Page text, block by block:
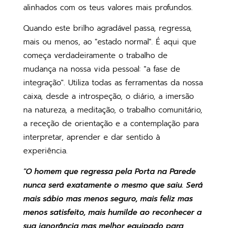
alinhados com os teus valores mais profundos.
Quando este brilho agradável passa, regressa,
mais ou menos, ao "estado normal". É aqui que
começa verdadeiramente o trabalho de
mudança na nossa vida pessoal: "a fase de
integração". Utiliza todas as ferramentas da nossa
caixa, desde a introspeção, o diário, a imersão
na natureza, a meditação, o trabalho comunitário,
a receção de orientação e a contemplação para
interpretar, aprender e dar sentido à
experiência.
"O homem que regressa pela Porta na Parede
nunca será exatamente o mesmo que saiu. Será
mais sábio mas menos seguro, mais feliz mas
menos satisfeito, mais humilde ao reconhecer a